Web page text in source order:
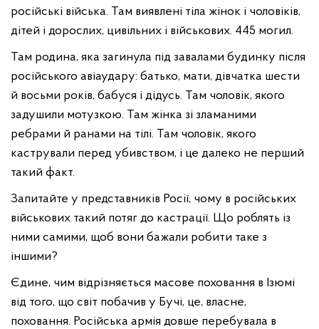
російські війська. Там виявлені тіла жінок і чоловіків,
дітей і дорослих, цивільних і військових. 445 могил.
Там родина, яка загинула під завалами будинку після
російського авіаудару: батько, мати, дівчатка шести
й восьми років, бабуся і дідусь. Там чоловік, якого
задушили мотузкою. Там жінка зі зламаними
ребрами й ранами на тілі. Там чоловік, якого
кастрували перед убивством, і це далеко не перший
такий факт.
Запитайте у представників Росії, чому в російських
військових такий потяг до кастрації. Що роблять із
ними самими, щоб вони бажали робити таке з
іншими?
Єдине, чим відрізняється масове поховання в Ізюмі
від того, що світ побачив у Бучі, це, власне,
поховання. Російська армія довше перебувала в